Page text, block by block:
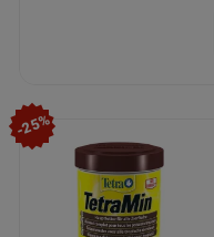
-25%